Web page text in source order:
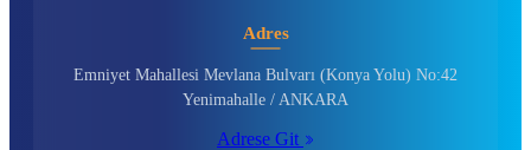
Adres
Emniyet Mahallesi Mevlana Bulvarı (Konya Yolu) No:42
Yenimahalle / ANKARA
Adrese Git